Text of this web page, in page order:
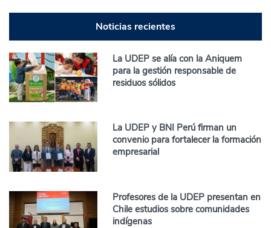
Noticias recientes
La UDEP se alía con la Aniquem
para la gestión responsable de
residuos sólidos
La UDEP y BNI Perú firman un
convenio para fortalecer la formación
empresarial
Profesores de la UDEP presentan en
Chile estudios sobre comunidades
indígenas